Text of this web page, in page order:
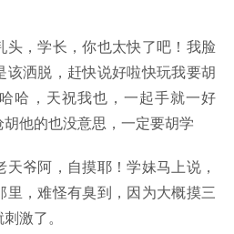
头，学长，你也太快了吧！我脸
该洒脱，赶快说好啦快玩我要胡
哈，天祝我也，一起手就一好
他的也没意思，一定要胡学
爷阿，自摸耶！学妹马上说，
里，难怪有臭到，因为大概摸三
激了。